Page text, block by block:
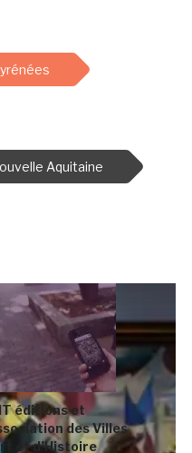
Aquitaine
éditions et
des Villes
et d’Histoire